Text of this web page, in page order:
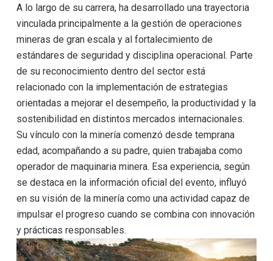
A lo largo de su carrera, ha desarrollado una trayectoria
vinculada principalmente a la gestión de operaciones
mineras de gran escala y al fortalecimiento de
estándares de seguridad y disciplina operacional. Parte
de su reconocimiento dentro del sector está
relacionado con la implementación de estrategias
orientadas a mejorar el desempeño, la productividad y la
sostenibilidad en distintos mercados internacionales.
Su vínculo con la minería comenzó desde temprana
edad, acompañando a su padre, quien trabajaba como
operador de maquinaria minera. Esa experiencia, según
se destaca en la información oficial del evento, influyó
en su visión de la minería como una actividad capaz de
impulsar el progreso cuando se combina con innovación
y prácticas responsables.